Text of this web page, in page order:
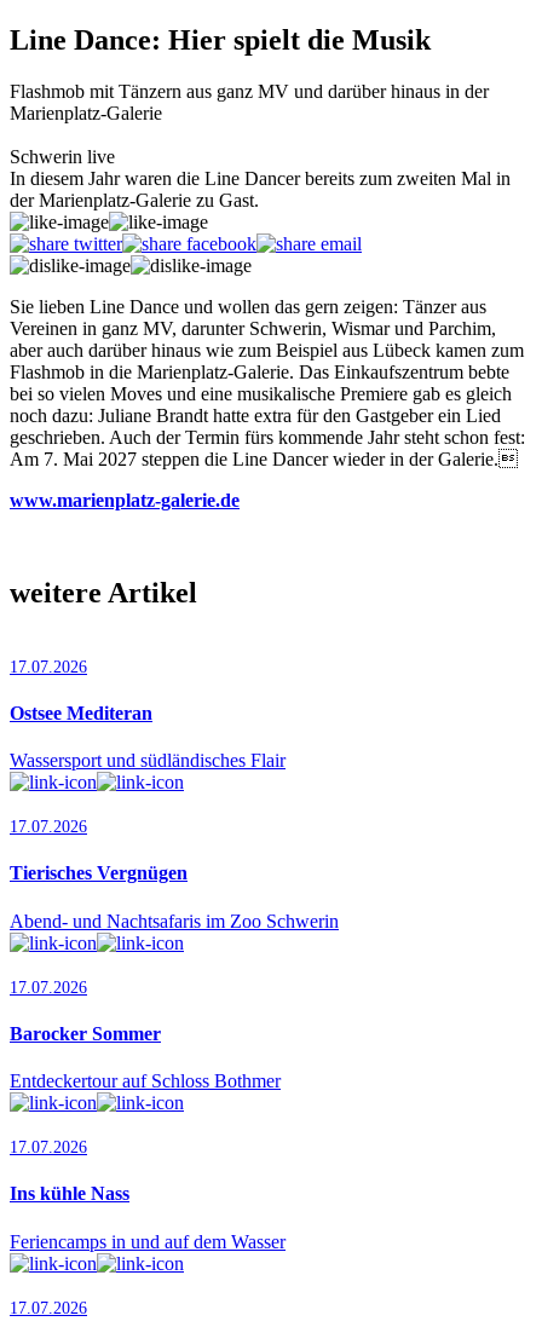
Line Dance: Hier spielt die Musik
Flashmob mit Tänzern aus ganz MV und darüber hinaus in der
Marienplatz-Galerie
Schwerin live
In diesem Jahr waren die Line Dancer bereits zum zweiten Mal in
der Marienplatz-Galerie zu Gast.
Sie lieben Line Dance und wollen das gern zeigen: Tänzer aus
Vereinen in ganz MV, darunter Schwerin, Wismar und Parchim,
aber auch darüber hinaus wie zum Beispiel aus Lübeck kamen zum
Flashmob in die Marienplatz-Galerie. Das Einkaufszentrum bebte
bei so vielen Moves und eine musikalische Premiere gab es gleich
noch dazu: Juliane Brandt hatte extra für den Gastgeber ein Lied
geschrieben. Auch der Termin fürs kommende Jahr steht schon fest:
Am 7. Mai 2027 steppen die Line Dancer wieder in der Galerie.
www.marienplatz-galerie.de
weitere Artikel
17.07.2026
Ostsee Mediteran
Wassersport und südländisches Flair
17.07.2026
Tierisches Vergnügen
Abend- und Nachtsafaris im Zoo Schwerin
17.07.2026
Barocker Sommer
Entdeckertour auf Schloss Bothmer
17.07.2026
Ins kühle Nass
Feriencamps in und auf dem Wasser
17.07.2026